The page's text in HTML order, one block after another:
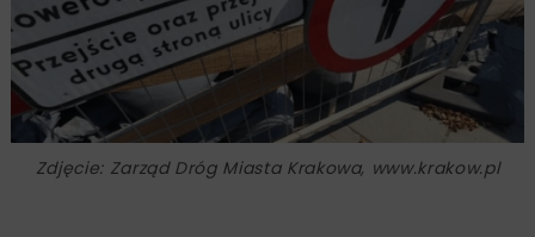
Zdjęcie: Zarząd Dróg Miasta Krakowa, www.krakow.pl